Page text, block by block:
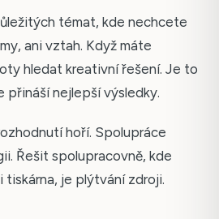
témat, kde nechcete
ani vztah. Když máte
hledat kreativní řešení. Je to
přináší nejlepší výsledky.
hoří. Spolupráce
Řešit spolupracovně, kde
je plýtvání zdroji.